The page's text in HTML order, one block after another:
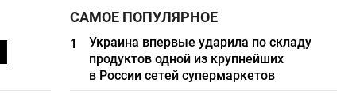
САМОЕ ПОПУЛЯРНОЕ
1
Украина впервые ударила по складу
продуктов одной из крупнейших
в России сетей супермаркетов